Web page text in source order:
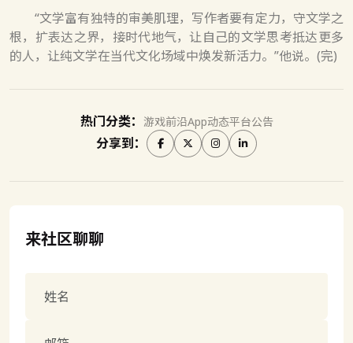
“文学富有独特的审美肌理，写作者要有定力，守文学之
根，扩表达之界，接时代地气，让自己的文学思考抵达更多
的人，让纯文学在当代文化场域中焕发新活力。”他说。(完)
热门分类： 游戏前沿App动态平台公告
分享到：
来社区聊聊